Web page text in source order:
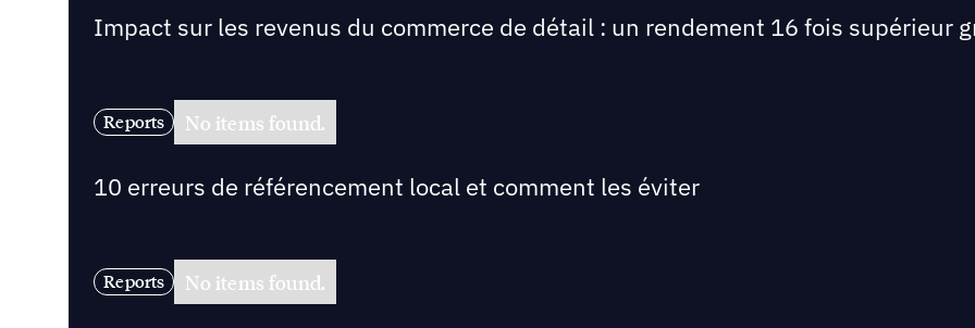
Impact sur les revenus du commerce de détail : un rendement 16 fois supérieur
Reports No items found.
10 erreurs de référencement local et comment les éviter
Reports No items found.